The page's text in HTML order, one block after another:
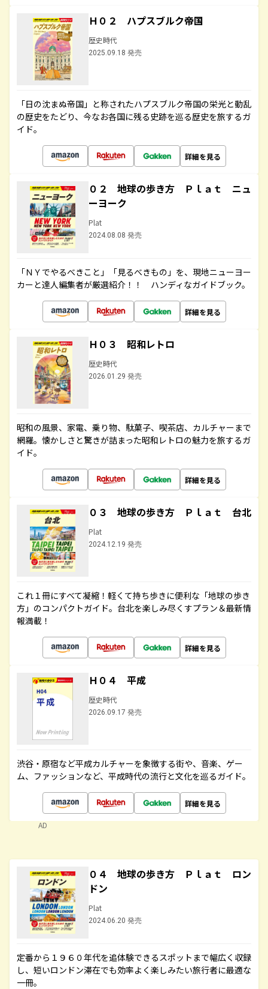
Ｈ０２ ハプスブルク帝国
歴史時代
2025.09.18 発売
「日の沈まぬ帝国」と称されたハプスブルク帝国の栄光と動乱
の歴史をたどり、今なお各国に残る史跡を巡る歴史を旅するガ
イド。
詳細を見る
０２ 地球の歩き方 Ｐｌａｔ ニュ
ーヨーク
Plat
2024.08.08 発売
「ＮＹでやるべきこと」「見るべきもの」を、現地ニューヨー
カーと達人編集者が厳選紹介！！ ハンディなガイドブック。
詳細を見る
Ｈ０３ 昭和レトロ
歴史時代
2026.01.29 発売
昭和の風景、家電、乗り物、駄菓子、喫茶店、カルチャーまで
網羅。懐かしさと驚きが詰まった昭和レトロの魅力を旅するガ
イド。
詳細を見る
０３ 地球の歩き方 Ｐｌａｔ 台北
Plat
2024.12.19 発売
これ１冊にすべて凝縮！軽くて持ち歩きに便利な「地球の歩き
方」のコンパクトガイド。台北を楽しみ尽くすプラン＆最新情
報満載！
詳細を見る
Ｈ０４ 平成
歴史時代
2026.09.17 発売
渋谷・原宿など平成カルチャーを象徴する街や、音楽、ゲー
ム、ファッションなど、平成時代の流行と文化を巡るガイド。
詳細を見る
AD
０４ 地球の歩き方 Ｐｌａｔ ロン
ドン
Plat
2024.06.20 発売
定番から１９６０年代を追体験できるスポットまで幅広く収録
し、短いロンドン滞在でも効率よく楽しみたい旅行者に最適な
一冊。